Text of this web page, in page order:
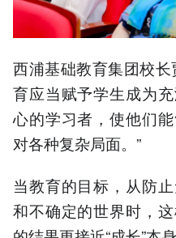
西浦基础教育集团校
育应当赋予学生成为
心的学习者，使他们
对各种复杂局面。”
当教育的目标，从防
和不确定的世界时，